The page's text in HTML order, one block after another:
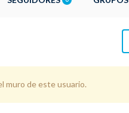
muro de este usuario.